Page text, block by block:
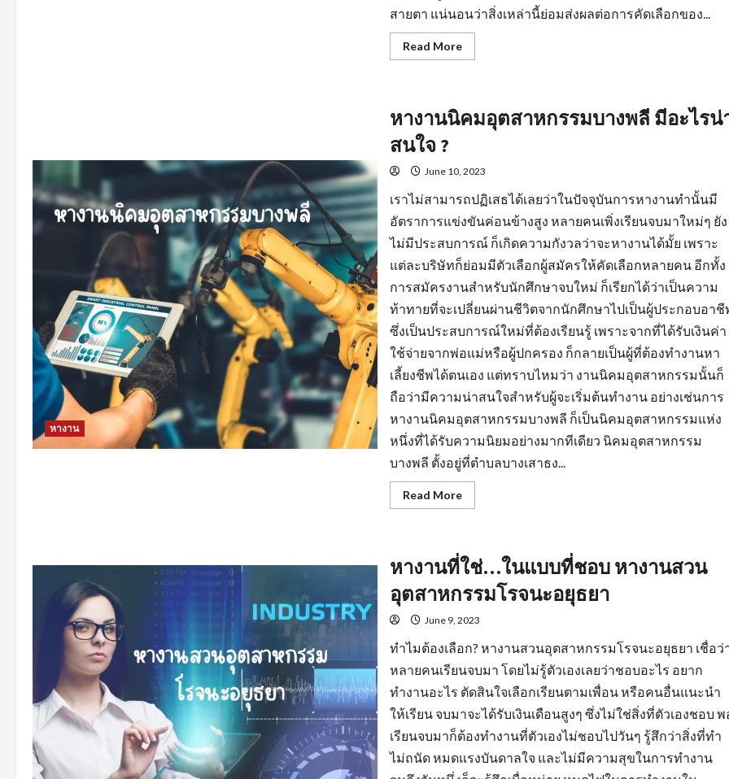
สายตา แน่นอนว่าสิ่งเหล่านี้ย่อมส่งผลต่อการคัดเลือกของ...
Read MoreRead
more
สำคัญ
ของ
พนักงาน
สร้าง
ความ
พึง
พอใจ
ให้
แก่
องค์กร
หางาน
หางานนิคมอุตสาหกรรมบางพลี มีอะไรน่
สนใจ ?
June 10, 2023
เราไม่สามารถปฏิเสธได้เลยว่าในปัจจุบันการหางานทำนั้นมี
อัตราการแข่งขันค่อนข้างสูง หลายคนเพิ่งเรียนจบมาใหม่ๆ ยัง
ไม่มีประสบการณ์ ก็เกิดความกังวลว่าจะหางานได้มั้ย เพราะ
แต่ละบริษัทก็ย่อมมีตัวเลือกผู้สมัครให้คัดเลือกหลายคน อีกทั้ง
การสมัครงานสำหรับนักศึกษาจบใหม่ ก็เรียกได้ว่าเป็นความ
ท้าทายที่จะเปลี่ยนผ่านชีวิตจากนักศึกษาไปเป็นผู้ประกอบอาชี
ซึ่งเป็นประสบการณ์ใหม่ที่ต้องเรียนรู้ เพราะจากที่ได้รับเงินค่า
ใช้จ่ายจากพ่อแม่หรือผู้ปกครอง ก็กลายเป็นผู้ที่ต้องทำงานหา
เลี้ยงชีพได้ตนเอง แต่ทราบไหมว่า งานนิคมอุตสาหกรรมนั้นก็
ถือว่ามีความน่าสนใจสำหรับผู้จะเริ่มต้นทำงาน อย่างเช่นการ
หางานนิคมอุตสาหกรรมบางพลี ก็เป็นนิคมอุตสาหกรรมแห่ง
หนึ่งที่ได้รับความนิยมอย่างมากทีเดียว นิคมอุตสาหกรรม
บางพลี ตั้งอยู่ที่ตำบลบางเสาธง...
Read MoreRead
more
อุตสาหกรรม
บางพลี
อะไร
สนใจ
หางานที่ใช่…ในแบบที่ชอบ หางานสวน
อุตสาหกรรมโรจนะอยุธยา
June 9, 2023
ทำไมต้องเลือก? หางานสวนอุตสาหกรรมโรจนะอยุธยา เชื่อว่
หลายคนเรียนจบมา โดยไม่รู้ตัวเองเลยว่าชอบอะไร อยาก
ทำงานอะไร ตัดสินใจเลือกเรียนตามเพื่อน หรือคนอื่นแนะนำ
ให้เรียน จบมาจะได้รับเงินเดือนสูงๆ ซึ่งไม่ใช่สิ่งที่ตัวเองชอบ พ
เรียนจบมาก็ต้องทำงานที่ตัวเองไม่ชอบไปวันๆ รู้สึกว่าสิ่งที่ทำ
ไม่ถนัด หมดแรงบันดาลใจ และไม่มีความสุขในการทำงาน